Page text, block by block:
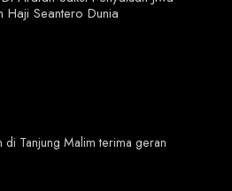
Haji Seantero Dunia
di Tanjung Malim terima geran